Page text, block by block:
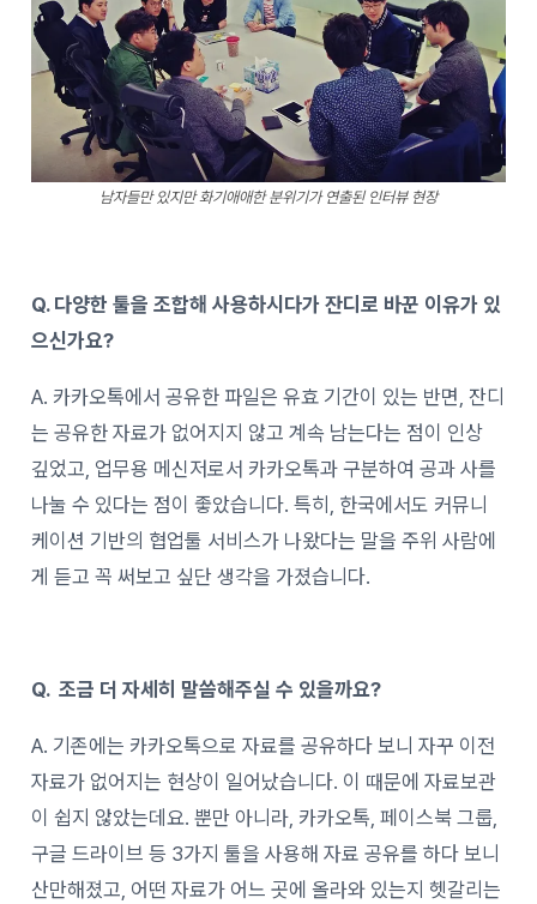
남자들만 있지만 화기애애한 분위기가 연출된 인터뷰 현장
Q. 다양한 툴을 조합해 사용하시다가 잔디로 바꾼 이유가 있
으신가요?
A. 카카오톡에서 공유한 파일은 유효 기간이 있는 반면, 잔디
는 공유한 자료가 없어지지 않고 계속 남는다는 점이 인상
깊었고, 업무용 메신저로서 카카오톡과 구분하여 공과 사를
나눌 수 있다는 점이 좋았습니다. 특히, 한국에서도 커뮤니
케이션 기반의 협업툴 서비스가 나왔다는 말을 주위 사람에
게 듣고 꼭 써보고 싶단 생각을 가졌습니다.
Q. 조금 더 자세히 말씀해주실 수 있을까요?
A. 기존에는 카카오톡으로 자료를 공유하다 보니 자꾸 이전
자료가 없어지는 현상이 일어났습니다. 이 때문에 자료보관
이 쉽지 않았는데요. 뿐만 아니라, 카카오톡, 페이스북 그룹,
구글 드라이브 등 3가지 툴을 사용해 자료 공유를 하다 보니
산만해졌고, 어떤 자료가 어느 곳에 올라와 있는지 헷갈리는